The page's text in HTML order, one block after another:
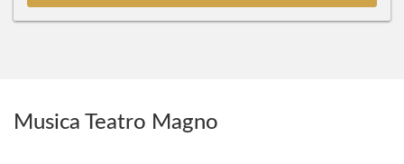
Musica Teatro Magno